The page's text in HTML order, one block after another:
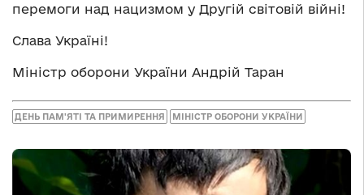
перемоги над нацизмом у Другій світовій війні!
Слава Україні!
Міністр оборони України Андрій Таран
ДЕНЬ ПАМ'ЯТІ ТА ПРИМИРЕННЯ МІНІСТР ОБОРОНИ УКРАЇНИ